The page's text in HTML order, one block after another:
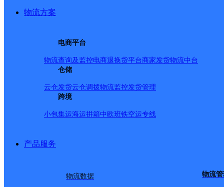
物流方案
电商平台
物流查询及监控电商退换货平台商家发货物流中台
仓储
云仓发货云仓调拨物流监控发货管理
跨境
小包集运海运拼箱中欧班铁空运专线
产品服务
物流数据 物流
所属快递：中通快递
所属区域：内蒙古自治区-包头市-石拐区
网点地址：石拐新区滕昂小区8-9号底店
网点负责人：
械、包头市列蒙设备有限公司、包头市吴江工贸有限公司